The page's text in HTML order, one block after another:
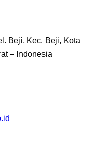
Beji, Kec. Beji, Kota
– Indonesia